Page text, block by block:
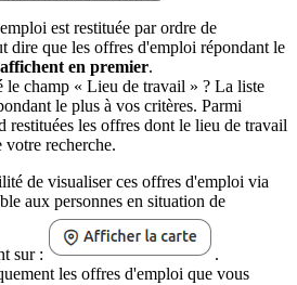
est restituée par ordre de
dire que les offres d'emploi répondant le
en premier.
le champ « Lieu de travail » ? La liste
le plus à vos critères. Parmi
restituées les offres dont le lieu de travail
votre recherche.
de visualiser ces offres d'emploi via
aux personnes en situation de
sur :
.
les offres d'emploi que vous